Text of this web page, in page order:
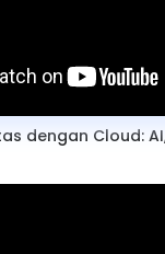
dengan Cloud: